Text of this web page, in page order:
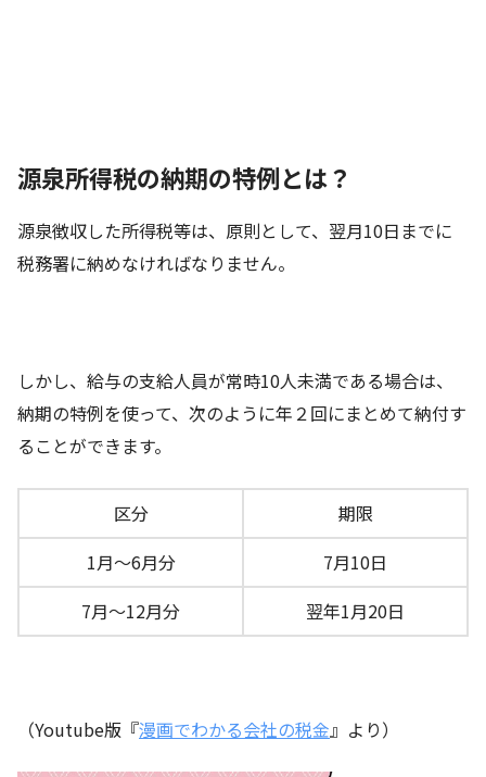
源泉所得税の納期の特例とは？
源泉徴収した所得税等は、原則として、翌月10日までに
税務署に納めなければなりません。
しかし、給与の支給人員が常時10人未満である場合は、
納期の特例を使って、次のように年２回にまとめて納付す
ることができます。
区分
期限
1月～6月分
7月10日
7月～12月分
翌年1月20日
（Youtube版『漫画でわかる会社の税金』より）